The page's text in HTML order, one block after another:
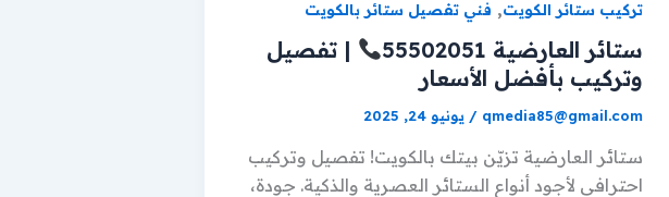
تركيب ستائر الكويت, فني تفصيل ستائر بالكويت
ستائر العارضية 55502051
| تفصيل
وتركيب بأفضل الأسعار
qmedia85@gmail.com
/ يونيو 24, 2025
ستائر العارضية تزيّن بيتك بالكويت! تفصيل وتركيب
احترافي لأجود أنواع الستائر العصرية والذكية. جودة،